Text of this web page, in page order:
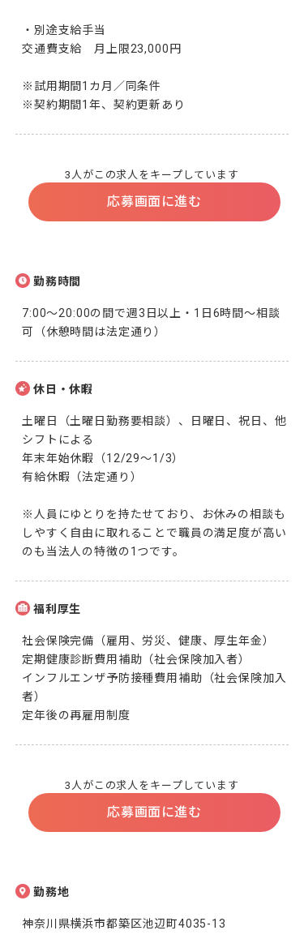
・別途支給手当
交通費支給　月上限23,000円
※試用期間1カ月／同条件
※契約期間1年、契約更新あり
3人がこの求人をキープしています
応募画面に進む
勤務時間
7:00～20:00の間で週3日以上・1日6時間～相談
可（休憩時間は法定通り）
休日・休暇
土曜日（土曜日勤務要相談）、日曜日、祝日、他
シフトによる
年末年始休暇（12/29～1/3）
有給休暇（法定通り）
※人員にゆとりを持たせており、お休みの相談も
しやすく自由に取れることで職員の満足度が高い
のも当法人の特徴の1つです。
福利厚生
社会保険完備（雇用、労災、健康、厚生年金）
定期健康診断費用補助（社会保険加入者）
インフルエンザ予防接種費用補助（社会保険加入
者）
定年後の再雇用制度
3人がこの求人をキープしています
応募画面に進む
勤務地
神奈川県横浜市都築区池辺町4035-13